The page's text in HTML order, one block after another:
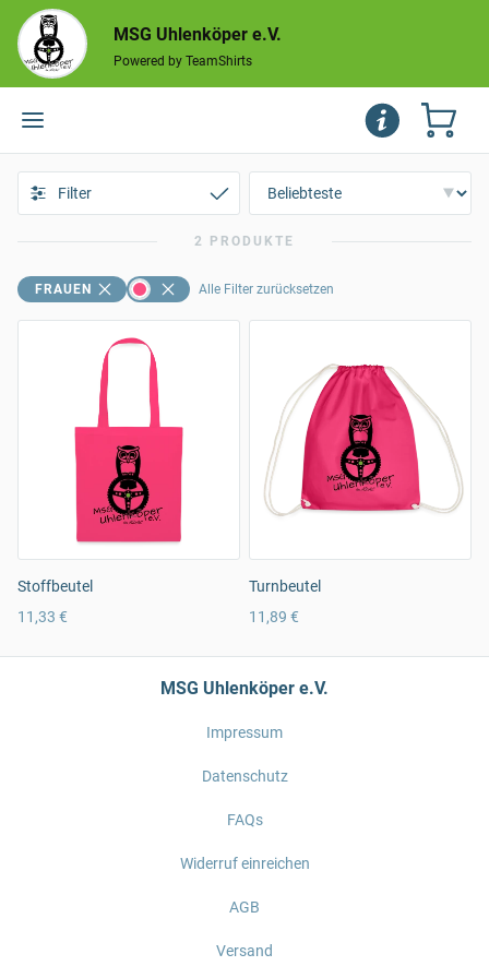
MSG Uhlenköper e.V.
Powered by TeamShirts
Filter
2 PRODUKTE
FRAUEN Alle Filter zurücksetzen
Stoffbeutel
11,33 €
Turnbeutel
11,89 €
MSG Uhlenköper e.V.
Impressum
Datenschutz
FAQs
Widerruf einreichen
AGB
Versand